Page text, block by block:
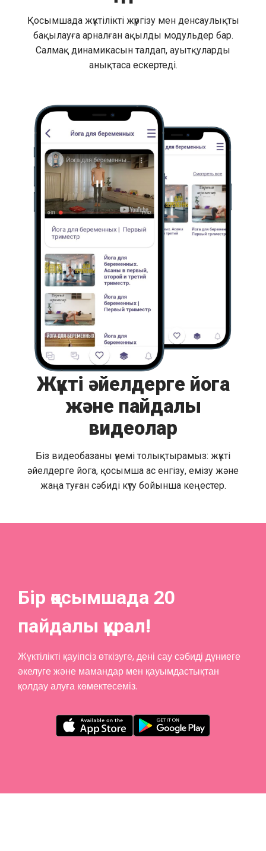
Қосымшада жүктілікті жүргізу мен денсаулықты
бақылауға арналған ақылды модульдер бар.
Салмақ динамикасын талдап, ауытқуларды
анықтаса ескертеді.
Жүкті әйелдерге йога
және пайдалы
видеолар
Біз видеобазаны үнемі толықтырамыз: жүкті
әйелдерге йога, қосымша ас енгізу, емізу және
жаңа туған сәбиді күту бойынша кеңестер.
Бір қосымшада 20
пайдалы құрал!
Жүктілікті қауіпсіз өткізуге, дені сау сәбиді дүниеге
әкелуге және мамандар мен қауымдастықтан
қолдау алуға көмектесеміз.